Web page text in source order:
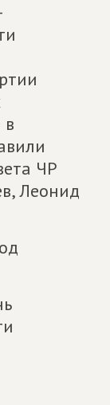
в
ЧР
Леонид